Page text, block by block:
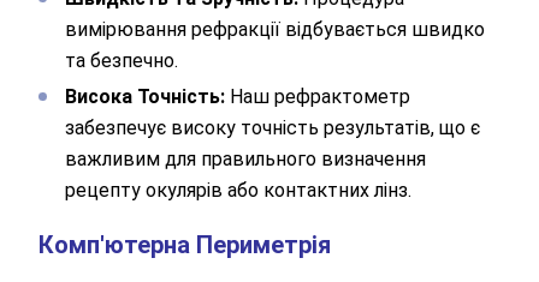
вимірювання рефракції відбувається швидко
та безпечно.
Висока Точність: Наш рефрактометр
забезпечує високу точність результатів, що є
важливим для правильного визначення
рецепту окулярів або контактних лінз.
Комп'ютерна Периметрія